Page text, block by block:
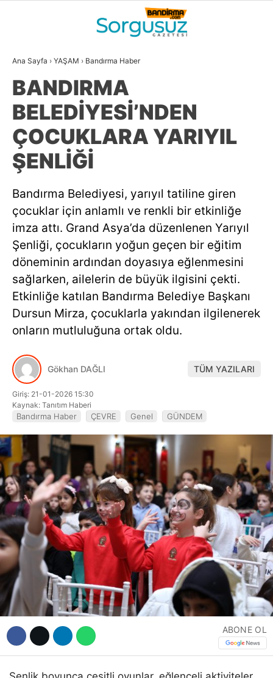
WhatsApp İhbar
Hattı
Youtube
25°
BALIKESIR
GALERİ VİDEO
SİYASET
EKONOMİ
SPOR
MAGAZİN
EĞİTİM
Ana Sayfa › YAŞAM › Bandırma Haber
BANDIRMA
BELEDİYESİ’NDEN
ÇOCUKLARA YARIYIL
ŞENLİĞİ
Bandırma Belediyesi, yarıyıl tatiline giren
çocuklar için anlamlı ve renkli bir etkinliğe
imza attı. Grand Asya’da düzenlenen Yarıyıl
Şenliği, çocukların yoğun geçen bir eğitim
döneminin ardından doyasıya eğlenmesini
sağlarken, ailelerin de büyük ilgisini çekti.
Etkinliğe katılan Bandırma Belediye Başkanı
Dursun Mirza, çocuklarla yakından ilgilenerek
onların mutluluğuna ortak oldu.
Gökhan DAĞLI TÜM YAZILARI
Giriş: 21-01-2026 15:30
Kaynak: Tanıtım Haberi
Bandırma Haber ÇEVRE Genel GÜNDEM
ABONE OL